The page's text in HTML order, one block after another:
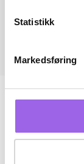
Statistikk
Markedsføring